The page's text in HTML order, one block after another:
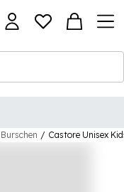
Burschen / Castore Unisex